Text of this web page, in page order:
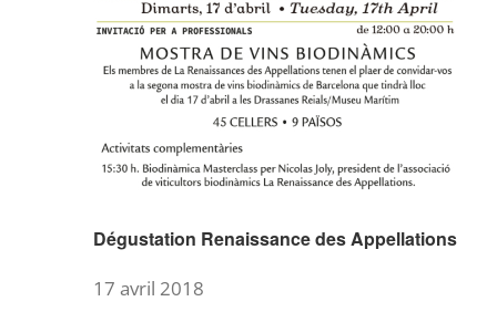
Dégustation Renaissance des Appellations
17 avril 2018